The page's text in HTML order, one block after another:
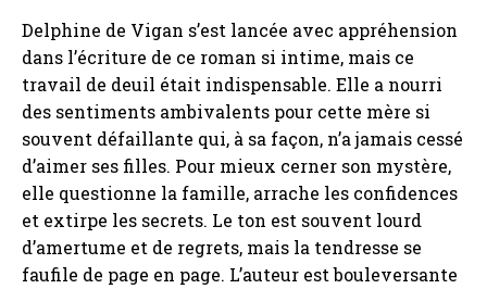
Delphine de Vigan s’est lancée avec appréhension
dans l’écriture de ce roman si intime, mais ce
travail de deuil était indispensable. Elle a nourri
des sentiments ambivalents pour cette mère si
souvent défaillante qui, à sa façon, n’a jamais cessé
d’aimer ses filles. Pour mieux cerner son mystère,
elle questionne la famille, arrache les confidences
et extirpe les secrets. Le ton est souvent lourd
d’amertume et de regrets, mais la tendresse se
faufile de page en page. L’auteur est bouleversante